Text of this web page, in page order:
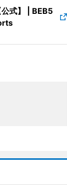
式】 | BEB5